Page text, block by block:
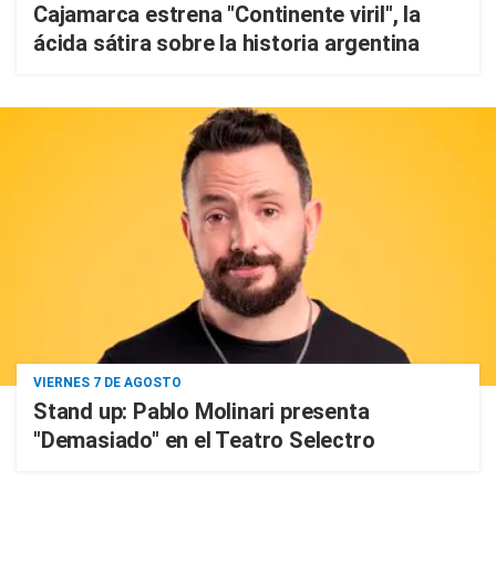
Cajamarca estrena "Continente viril", la
ácida sátira sobre la historia argentina
VIERNES 7 DE AGOSTO
Stand up: Pablo Molinari presenta
"Demasiado" en el Teatro Selectro